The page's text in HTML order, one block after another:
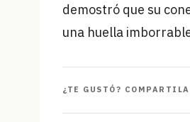
demostró que su
una huella
¿TE GUSTÓ? COMPARTILA